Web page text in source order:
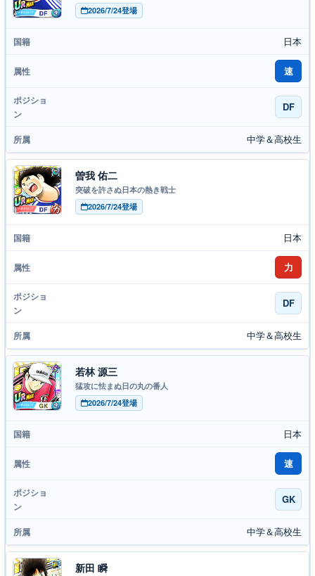
2026/7/24登場
日本
速
DF
中学＆高校生
曽我 佑二
突破を許さぬ日本の熱き戦士
2026/7/24登場
日本
力
DF
中学＆高校生
若林 源三
猛攻に怯まぬ日の丸の番人
2026/7/24登場
日本
速
GK
中学＆高校生
新田 瞬